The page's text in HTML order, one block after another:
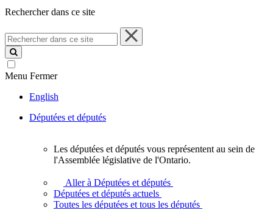
Rechercher dans ce site
Rechercher
dans
ce
site
Menu Fermer
English
Députées et députés
députés
vous
Les députées et députés vous représentent au sein de
l'Assemblée législative de l'Ontario.
Aller à Députées et députés
Députées et députés actuels
Toutes les députées et tous les députés